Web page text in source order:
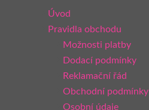
Úvod
Pravidla obchodu
Možnosti platby
Dodací podmínky
Reklamační řád
Obchodní podmínky
Osobní údaje